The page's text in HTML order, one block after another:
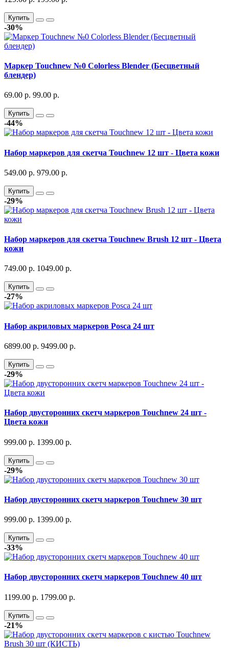
Купить
-30%
Маркер Touchnew №0 Colorless Blender (Бесцветный
блендер)
69.00 р. 99.00 р.
Купить
-44%
Набор маркеров для скетча Touchnew 12 шт - Цвета кожи
549.00 р. 979.00 р.
Купить
-29%
Набор маркеров для скетча Touchnew Brush 12 шт - Цвета
кожи
749.00 р. 1049.00 р.
Купить
-27%
Набор акриловых маркеров Posca 24 шт
6899.00 р. 9499.00 р.
Купить
-29%
Набор двусторонних скетч маркеров Touchnew 24 шт -
Цвета кожи
999.00 р. 1399.00 р.
Купить
-29%
Набор двусторонних скетч маркеров Touchnew 30 шт
999.00 р. 1399.00 р.
Купить
-33%
Набор двусторонних скетч маркеров Touchnew 40 шт
1199.00 р. 1799.00 р.
Купить
-21%